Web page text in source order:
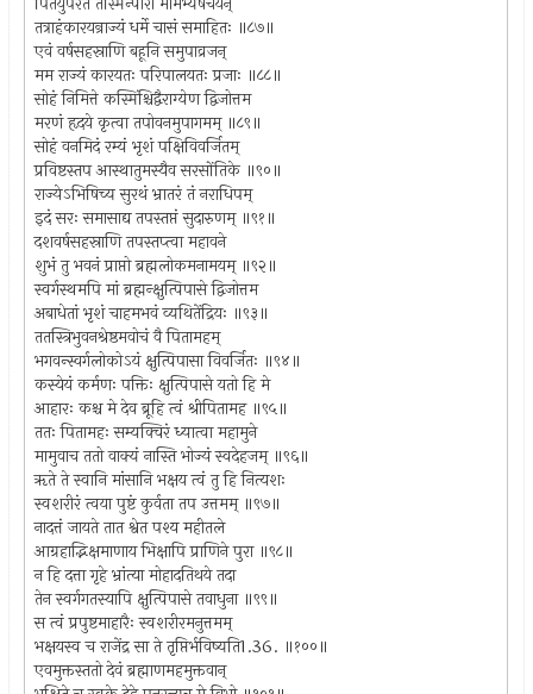
तत्राहंकारयन्राज्यं धर्मे चासं समाहितः ॥८७॥
एवं वर्षसहस्राणि बहूनि समुपाव्रजन्
मम राज्यं कारयतः परिपालयतः प्रजाः ॥८८॥
सोहं निमित्ते कस्मिंश्चिद्वैराग्येण द्विजोत्तम
मरणं हृदये कृत्वा तपोवनमुपागमम् ॥८९॥
सोहं वनमिदं रम्यं भृशं पक्षिविवर्जितम्
प्रविष्टस्तप आस्थातुमस्यैव सरसोंतिके ॥९०॥
राज्येऽभिषिच्य सुरथं भ्रातरं तं नराधिपम्
इदं सरः समासाद्य तपस्तप्तं सुदारुणम् ॥९१॥
दशवर्षसहस्राणि तपस्तप्त्वा महावने
शुभं तु भवनं प्राप्तो ब्रह्मलोकमनामयम् ॥९२॥
स्वर्गस्थमपि मां ब्रह्मन्क्षुत्पिपासे द्विजोत्तम
अबाधेतां भृशं चाहमभवं व्यथितेंद्रियः ॥९३॥
ततस्त्रिभुवनश्रेष्ठमवोचं वै पितामहम्
भगवन्स्वर्गलोकोऽयं क्षुत्पिपासा विवर्जितः ॥९४॥
कस्येयं कर्मणः पक्तिः क्षुत्पिपासे यतो हि मे
आहारः कश्च मे देव ब्रूहि त्वं श्रीपितामह ॥९५॥
ततः पितामहः सम्यक्चिरं ध्यात्वा महामुने
मामुवाच ततो वाक्यं नास्ति भोज्यं स्वदेहजम् ॥९६॥
ॠते ते स्वानि मांसानि भक्षय त्वं तु हि नित्यशः
स्वशरीरं त्वया पुष्टं कुर्वता तप उत्तमम् ॥९७॥
नादत्तं जायते तात श्वेत पश्य महीतले
आग्रहाद्भिक्षमाणाय भिक्षापि प्राणिने पुरा ॥९८॥
न हि दत्ता गृहे भ्रांत्या मोहादतिथये तदा
तेन स्वर्गगतस्यापि क्षुत्पिपासे तवाधुना ॥९९॥
स त्वं प्रपुष्टमाहारैः स्वशरीरमनुत्तमम्
भक्षयस्व च राजेंद्र सा ते तृप्तिर्भविष्यति1.36. ॥१००॥
एवमुक्तस्ततो देवं ब्रह्माणमहमुक्तवान्